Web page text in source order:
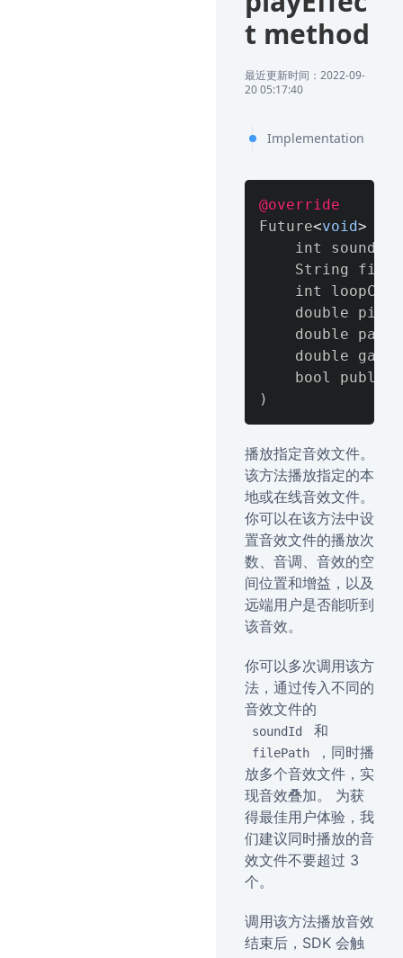
t method
最近更新时间：2022-09-
20 05:17:40
Implementation
@override
Future<void>
    int soundId
String
int
    double pitch
    double pan
    double gain
)
播放指定音效文件。
该方法播放指定的本
地或在线音效文件。
你可以在该方法中设
置音效文件的播放次
数、音调、音效的空
间位置和增益，以及
远端用户是否能听到
该音效。
你可以多次调用该方
法，通过传入不同的
音效文件的
soundId 和
filePath
，同时播
放多个音效文件，实
现音效叠加。 为获
得最佳用户体验，我
们建议同时播放的音
效文件不要超过 3
个。
调用该方法播放音效
结束后，SDK 会触